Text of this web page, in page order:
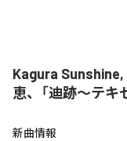
Kagura
恵、「迪跡〜テキ
新曲情報